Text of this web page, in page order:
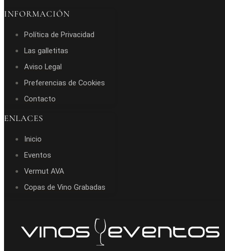
INFORMACIÓN
Política de Privacidad
Las galletitas
Aviso Legal
Preferencias de Cookies
Contacto
ENLACES
Inicio
Eventos
Vermut AVA
Copas de Vino Grabadas